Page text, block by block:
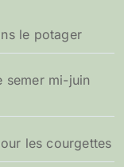
le potager
semer mi-juin
les courgettes